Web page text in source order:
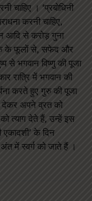
चाहिए । ‘प्रबोधिनी
करनी चाहिए,
आदि से करोड़ गुना
के फूलों से, सफेद और
से भगवान विष्णु की पूजा
रात्रि में भगवान की
करते हुए गुरु की पूजा
देकर अपने व्रत को
त्याग देते हैं, उन्हें इस
एकादशी’ के दिन
में स्वर्ग को जाते हैं ।